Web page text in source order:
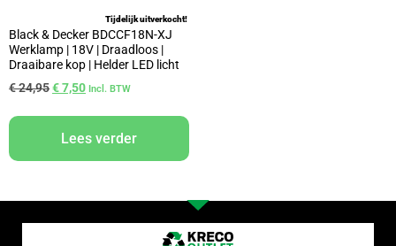
Tijdelijk uitverkocht!
Black & Decker BDCCF18N-XJ
Werklamp | 18V | Draadloos |
Draaibare kop | Helder LED licht
€24,95€7,50 Incl. BTW
Lees verder